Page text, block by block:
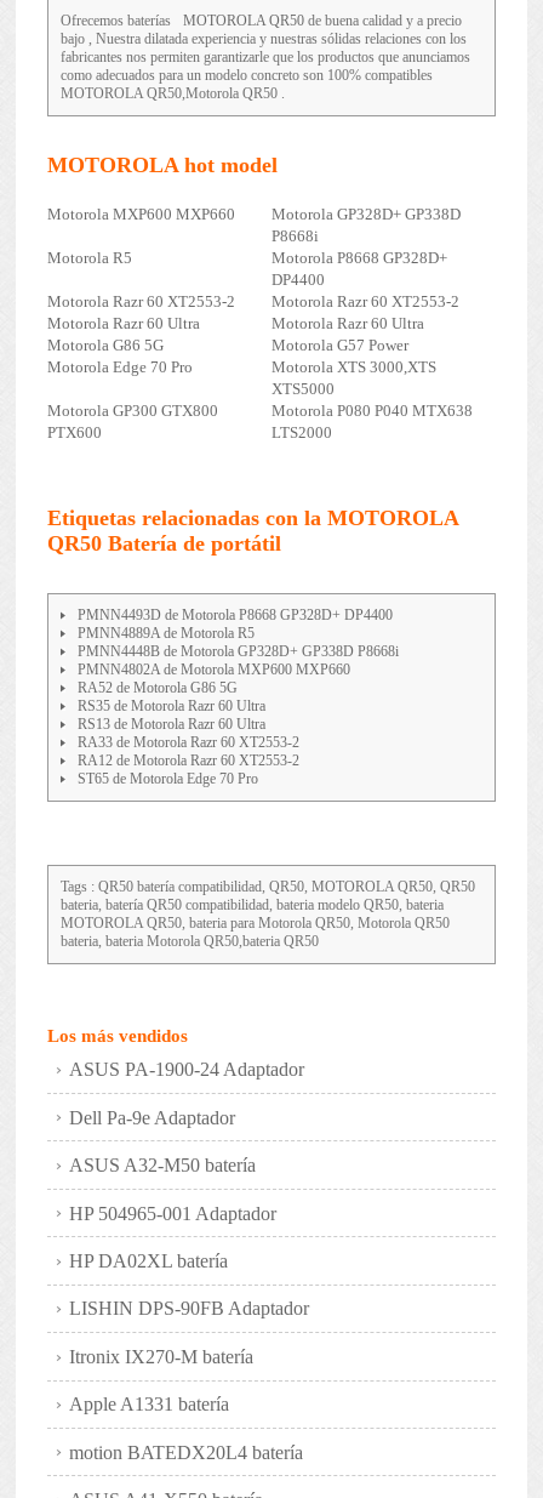
Ofrecemos baterías MOTOROLA QR50de buena calidad y a precio
bajo , Nuestra dilatada experiencia y nuestras sólidas relaciones con los
fabricantes nos permiten garantizarle que los productos que anunciamos
como adecuados para un modelo concreto son 100% compatibles
MOTOROLA QR50,Motorola QR50 .
MOTOROLA hot model
Motorola MXP600 MXP660
Motorola GP328D+ GP338D
P8668i
Motorola R5
Motorola P8668 GP328D+
DP4400
Motorola Razr 60 XT2553-2
Motorola Razr 60 XT2553-2
Motorola Razr 60 Ultra
Motorola Razr 60 Ultra
Motorola G86 5G
Motorola G57 Power
Motorola Edge 70 Pro
Motorola XTS 3000,XTS
XTS5000
Motorola GP300 GTX800
PTX600
Motorola P080 P040 MTX638
LTS2000
Etiquetas relacionadas con la MOTOROLA
QR50 Batería de portátil
PMNN4493D de Motorola P8668 GP328D+ DP4400
PMNN4889A de Motorola R5
PMNN4448B de Motorola GP328D+ GP338D P8668i
PMNN4802A de Motorola MXP600 MXP660
RA52 de Motorola G86 5G
RS35 de Motorola Razr 60 Ultra
RS13 de Motorola Razr 60 Ultra
RA33 de Motorola Razr 60 XT2553-2
RA12 de Motorola Razr 60 XT2553-2
ST65 de Motorola Edge 70 Pro
Tags : QR50 batería compatibilidad, QR50, MOTOROLA QR50, QR50
bateria, batería QR50 compatibilidad, bateria modelo QR50, bateria
MOTOROLA QR50, bateria para Motorola QR50, Motorola QR50
bateria, bateria Motorola QR50,bateria QR50
Los más vendidos
ASUS PA-1900-24 Adaptador
Dell Pa-9e Adaptador
ASUS A32-M50 batería
HP 504965-001 Adaptador
HP DA02XL batería
LISHIN DPS-90FB Adaptador
Itronix IX270-M batería
Apple A1331 batería
motion BATEDX20L4 batería